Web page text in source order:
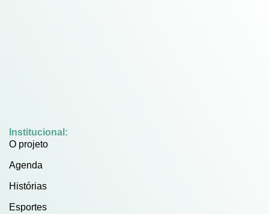
Institucional:
O projeto
Agenda
Histórias
Esportes